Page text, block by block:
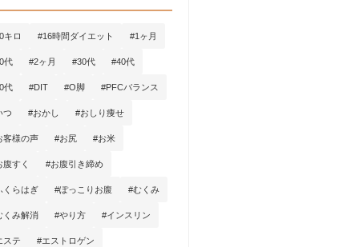
キロ #16時間ダイエット #1ヶ月
代 #2ヶ月 #30代 #40代
代 #DIT #O脚 #PFCバランス
つ #おかし #おしり痩せ
客様の声 #お尻 #お米
腹すく #お腹引き締め
くらはぎ #ぽっこりお腹 #むくみ
くみ解消 #やり方 #インスリン
ステ #エストロゲン